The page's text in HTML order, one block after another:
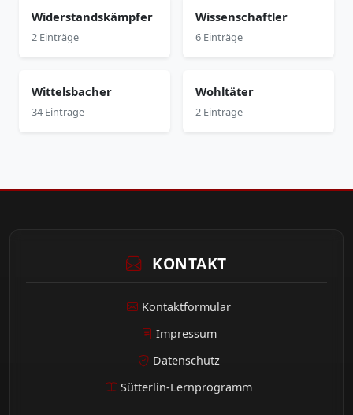
Widerstandskämpfer
2 Einträge
Wissenschaftler
6 Einträge
Wittelsbacher
34 Einträge
Wohltäter
2 Einträge
KONTAKT
Kontaktformular
Impressum
Datenschutz
Sütterlin-Lernprogramm